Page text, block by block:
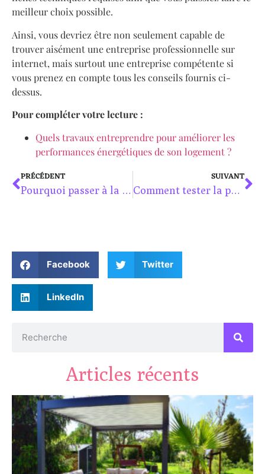
meilleur choix possible.
Ainsi, vous devriez être non seulement capable de
trouver aisément une entreprise professionnelle sur
internet, mais surtout une entreprise compétente si
vous prenez en compte tous les conseils fournis ci-
dessus.
Pour compléter votre lecture :
Quels travaux entreprendre pour améliorer les
performances énergétiques de son logement ?
PRÉCÉDENT
Pourquoi passer à la pompe à chaleur d’ici cet hiver ?
SUIVANT
Comment tester la prise de terre
Facebook Twitter
LinkedIn
Articles récents